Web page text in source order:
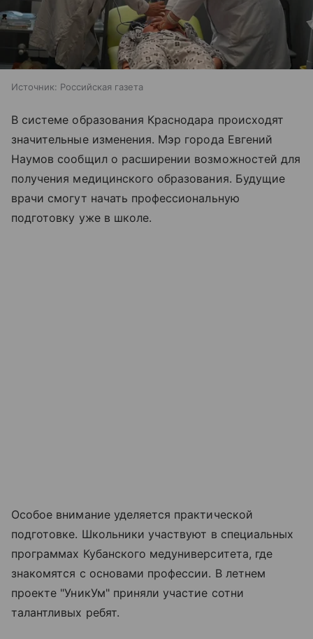
Источник: Российская газета
В системе образования Краснодара происходят
значительные изменения. Мэр города Евгений
Наумов сообщил о расширении возможностей для
получения медицинского образования. Будущие
врачи смогут начать профессиональную
подготовку уже в школе.
Особое внимание уделяется практической
подготовке. Школьники участвуют в специальных
программах Кубанского медуниверситета, где
знакомятся с основами профессии. В летнем
проекте "УникУм" приняли участие сотни
талантливых ребят.